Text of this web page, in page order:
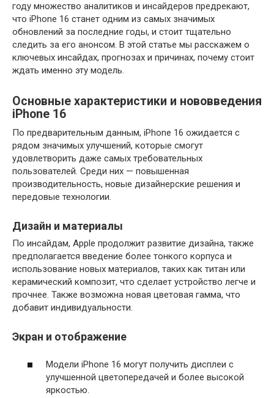
году множество аналитиков и инсайдеров предрекают,
что iPhone 16 станет одним из самых значимых
обновлений за последние годы, и стоит тщательно
следить за его анонсом. В этой статье мы расскажем о
ключевых инсайдах, прогнозах и причинах, почему стоит
ждать именно эту модель.
Основные характеристики и нововведения
iPhone 16
По предварительным данным, iPhone 16 ожидается с
рядом значимых улучшений, которые смогут
удовлетворить даже самых требовательных
пользователей. Среди них — повышенная
производительность, новые дизайнерские решения и
передовые технологии.
Дизайн и материалы
По инсайдам, Apple продолжит развитие дизайна, также
предполагается введение более тонкого корпуса и
использование новых материалов, таких как титан или
керамический композит, что сделает устройство легче и
прочнее. Также возможна новая цветовая гамма, что
добавит индивидуальности.
Экран и отображение
Модели iPhone 16 могут получить дисплеи с
улучшенной цветопередачей и более высокой
яркостью.